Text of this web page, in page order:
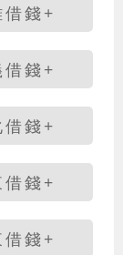
借錢+
借錢+
借錢+
借錢+
借錢+